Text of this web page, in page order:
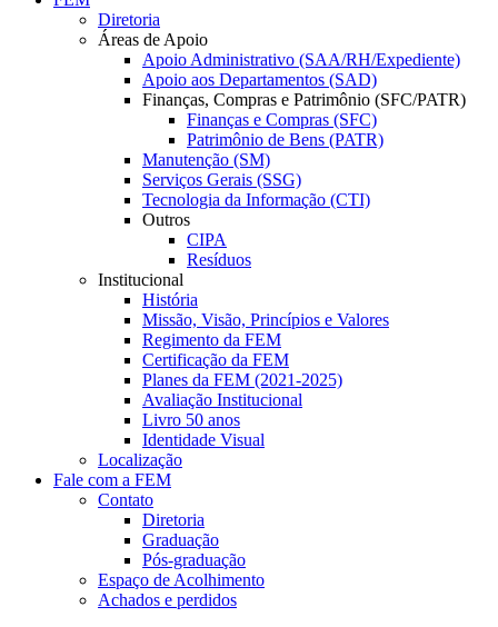
Diretoria
Áreas de Apoio
Apoio Administrativo (SAA/RH/Expediente)
Apoio aos Departamentos (SAD)
Finanças, Compras e Patrimônio (SFC/PATR)
Finanças e Compras (SFC)
Patrimônio de Bens (PATR)
Manutenção (SM)
Serviços Gerais (SSG)
Tecnologia da Informação (CTI)
Outros
CIPA
Resíduos
Institucional
História
Missão, Visão, Princípios e Valores
Regimento da FEM
Certificação da FEM
Planes da FEM (2021-2025)
Avaliação Institucional
Livro 50 anos
Identidade Visual
Localização
Fale com a FEM
Contato
Diretoria
Graduação
Pós-graduação
Espaço de Acolhimento
Achados e perdidos